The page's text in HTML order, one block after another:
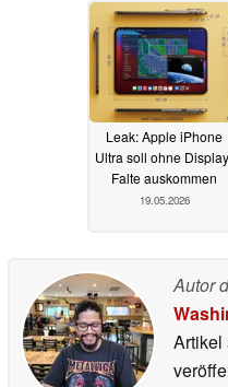
Leak: Apple iPhone
Ultra soll ohne
Falte auskommen
19.05.2026
Autor
Artikel